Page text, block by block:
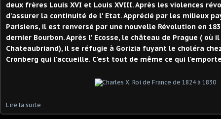
deux frères Louis XVI et Louis XVIII. Après les violences
d'assurer la continuité de l' Etat. Apprécié par les milieux
Parisiens, il est renversé par une nouvelle Révolution en
dernier Bourbon. Après l' Ecosse, le château de Prague ( où
Chateaubriand), il se réfugie à Gorizia fuyant le choléra
Cronberg qui l'accueille. C'est tout de même ce qui
Lire la suite